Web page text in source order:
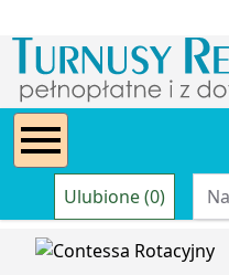
Ulubione (0)